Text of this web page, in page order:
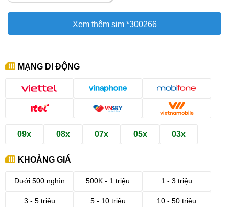
Xem thêm sim *300266
MẠNG DI ĐỘNG
09x 08x 07x 05x 03x
KHOẢNG GIÁ
Dưới 500 nghìn 500K - 1 triệu 1 - 3 triệu
3 - 5 triệu 5 - 10 triệu 10 - 50 triệu